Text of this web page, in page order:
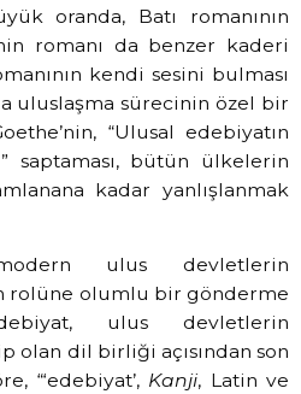
oranda, Batı romanının
romanı da benzer kaderi
kendi sesini bulması
uluslaşma sürecinin özel bir
“Ulusal edebiyatın
saptaması, bütün ülkelerin
kadar yanlışlanmak
ulus devletlerin
rolüne olumlu bir gönderme
ulus devletlerin
olan dil birliği açısından son
“‘edebiyat’, Kanji, Latin ve